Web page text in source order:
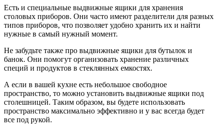
Есть и специальные выдвижные ящики для хранения
столовых приборов. Они часто имеют разделители для разных
типов приборов, что позволяет удобно хранить их и найти
нужные в самый нужный момент.
Не забудьте также про выдвижные ящики для бутылок и
банок. Они помогут организовать хранение различных
специй и продуктов в стеклянных емкостях.
А если в вашей кухне есть небольшое свободное
пространство, то можно установить выдвижные ящики под
столешницей. Таким образом, вы будете использовать
пространство максимально эффективно и у вас всегда будет
все под рукой.